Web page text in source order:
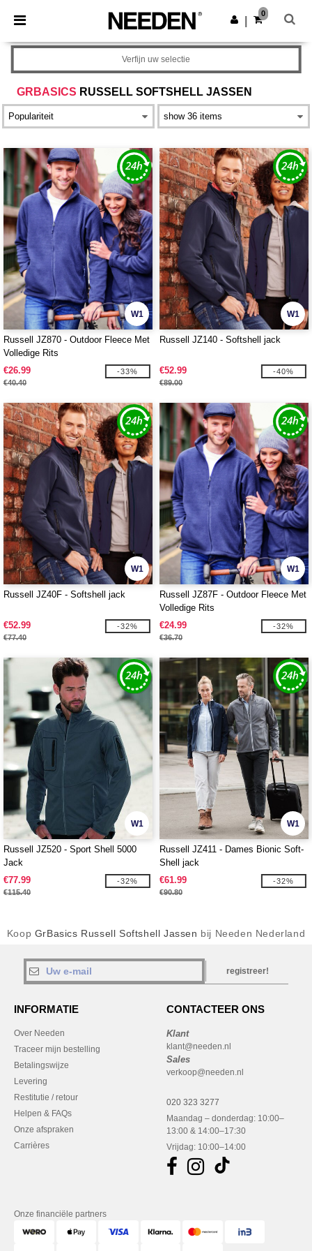
× Needen-app
Betere prijzen in de app!
Download app
0
GRBASICS RUSSELL SOFTSHELL JASSEN
Verfijn uw selectie
W1
Russell JZ870 - Outdoor Fleece Met
Volledige Rits
€26.99
€40.40
-33%
W1
Russell JZ140 - Softshell jack
€52.99
€89.00
-40%
W1
Russell JZ40F - Softshell jack
€52.99
€77.40
-32%
W1
Russell JZ87F - Outdoor Fleece Met
Volledige Rits
€24.99
€36.70
-32%
W1
Russell JZ520 - Sport Shell 5000
Jack
€77.99
€115.40
-32%
W1
Russell JZ411 - Dames Bionic Soft-
Shell jack
€61.99
€90.80
-32%
Koop GrBasics Russell Softshell Jassen bij Needen Nederland
registreer!
INFORMATIE
Over Needen
Traceer mijn bestelling
Betalingswijze
Levering
Restitutie / retour
Helpen & FAQs
Onze afspraken
Carrières
CONTACTEER ONS
Klant
klant@needen.nl
Sales
verkoop@needen.nl
020 323 3277
Maandag – donderdag: 10:00–
13:00 & 14:00–17:30
Vrijdag: 10:00–14:00
Onze financiële partners